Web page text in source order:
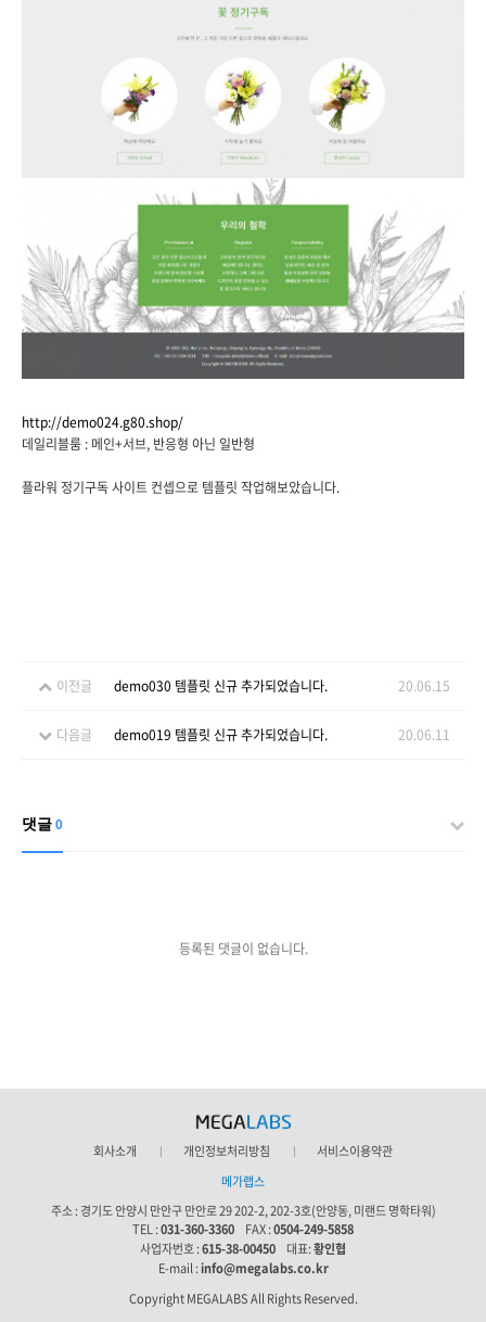
http://demo024.g80.shop/
데일리블룸 : 메인+서브, 반응형 아닌 일반형
플라워 정기구독 사이트 컨셉으로 템플릿 작업해보았습니다.
이전글 demo030 템플릿 신규 추가되었습니다. 20.06.15
다음글 demo019 템플릿 신규 추가되었습니다. 20.06.11
댓글 0
등록된 댓글이 없습니다.
회사소개 개인정보처리방침
서비스이용약관
메가랩스
주소 :경기도 안양시 만안구 만안로 29 202-2, 202-3호(안양동, 미랜드 명학타워)
TEL :031-360-3360 FAX :0504-249-5858
사업자번호 :615-38-00450 대표:황인협
E-mail :info@megalabs.co.kr
Copyright MEGALABS All Rights Reserved.